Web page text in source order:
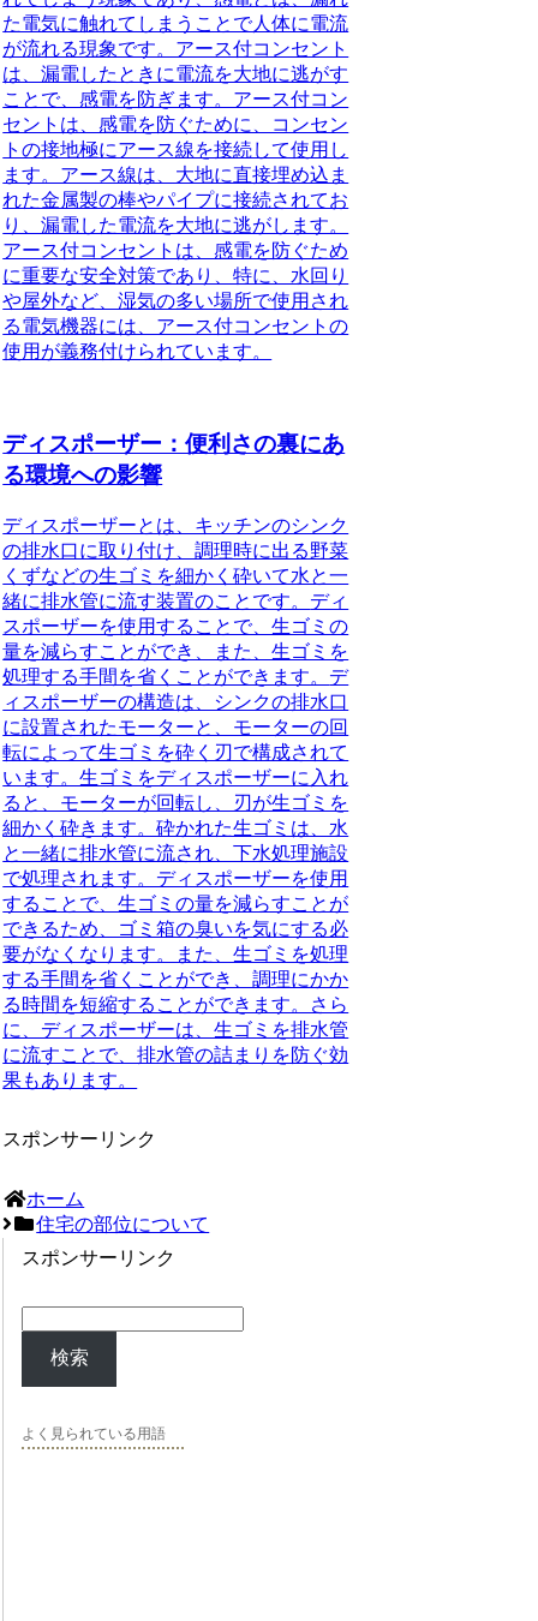
た電気に触れてしまうことで人体に電流
が流れる現象です。アース付コンセント
は、漏電したときに電流を大地に逃がす
ことで、感電を防ぎます。アース付コン
セントは、感電を防ぐために、コンセン
トの接地極にアース線を接続して使用し
ます。アース線は、大地に直接埋め込ま
れた金属製の棒やパイプに接続されてお
り、漏電した電流を大地に逃がします。
アース付コンセントは、感電を防ぐため
に重要な安全対策であり、特に、水回り
や屋外など、湿気の多い場所で使用され
る電気機器には、アース付コンセントの
使用が義務付けられています。
ディスポーザー：便利さの裏にあ
る環境への影響
ディスポーザーとは、キッチンのシンク
の排水口に取り付け、調理時に出る野菜
くずなどの生ゴミを細かく砕いて水と一
緒に排水管に流す装置のことです。 ディ
スポーザーを使用することで、生ゴミの
量を減らすことができ、また、生ゴミを
処理する手間を省くことができます。 デ
ィスポーザーの構造は、シンクの排水口
に設置されたモーターと、モーターの回
転によって生ゴミを砕く刃で構成されて
います。生ゴミをディスポーザーに入れ
ると、モーターが回転し、刃が生ゴミを
細かく砕きます。砕かれた生ゴミは、水
と一緒に排水管に流され、下水処理施設
で処理されます。ディスポーザーを使用
することで、生ゴミの量を減らすことが
できるため、ゴミ箱の臭いを気にする必
要がなくなります。また、生ゴミを処理
する手間を省くことができ、調理にかか
る時間を短縮することができます。さら
に、ディスポーザーは、生ゴミを排水管
に流すことで、排水管の詰まりを防ぐ効
果もあります。
スポンサーリンク
ホーム
住宅の部位について
スポンサーリンク
検索
よく見られている用語